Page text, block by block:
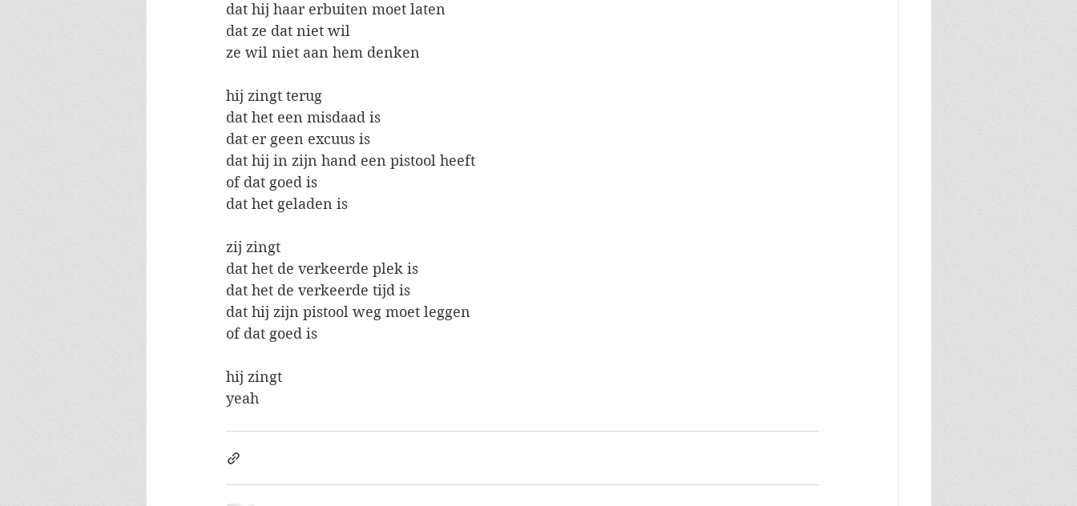
dat hij haar erbuiten moet laten
dat ze dat niet wil
ze wil niet aan hem denken
hij zingt terug
dat het een misdaad is
dat er geen excuus is
dat hij in zijn hand een pistool heeft
of dat goed is
dat het geladen is
zij zingt
dat het de verkeerde plek is
dat het de verkeerde tijd is
dat hij zijn pistool weg moet leggen
of dat goed is
hij zingt
yeah